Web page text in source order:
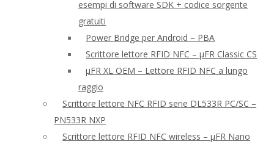
esempi di software SDK + codice sorgente
gratuiti
Power Bridge per Android – PBA
Scrittore lettore RFID NFC – μFR Classic CS
μFR XL OEM – Lettore RFID NFC a lungo
raggio
Scrittore lettore NFC RFID serie DL533R PC/SC –
PN533R NXP
Scrittore lettore RFID NFC wireless – μFR Nano